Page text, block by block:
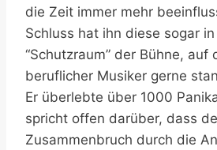
die Zeit immer mehr
Schluss hat ihn diese sogar
“Schutzraum” der Bühne, auf
beruflicher Musiker gerne
Er überlebte über 1000
spricht offen darüber, dass
Zusammenbruch durch die